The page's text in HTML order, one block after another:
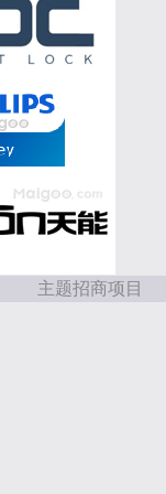
主题招商项目